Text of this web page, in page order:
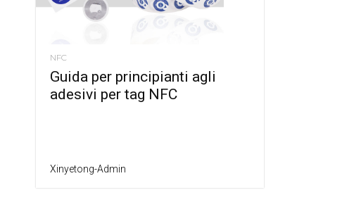
NFC
Guida per principianti agli
adesivi per tag NFC
Xinyetong-Admin